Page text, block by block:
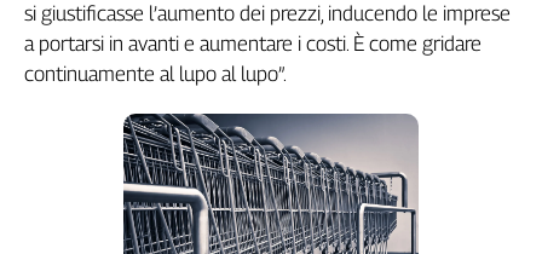
Social
si giustificasse l’aumento dei prezzi, inducendo le imprese
a portarsi in avanti e aumentare i costi. È come gridare
continuamente al lupo al lupo”.